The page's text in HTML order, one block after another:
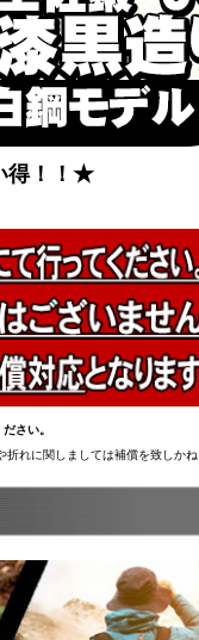
得！！★
さい。
れに関しましては補償を致しか